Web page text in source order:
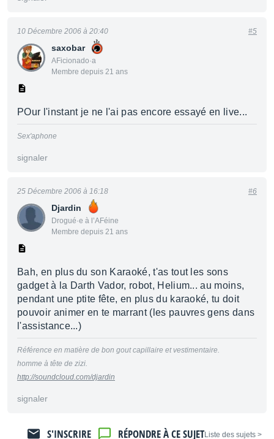
saxobar
AFicionado·a
Membre depuis 21 ans
10 Décembre 2006 à 20:40 #5
POur l'instant je ne l'ai pas encore essayé en live...
Sex'aphone
signaler
Djardin
Drogué·e à l’AFéine
Membre depuis 21 ans
25 Décembre 2006 à 16:18 #6
Bah, en plus du son Karaoké, t'as tout les sons
gadget à la Darth Vador, robot, Helium... au moins,
pendant une ptite fête, en plus du karaoké, tu doit
pouvoir animer en te marrant (les pauvres gens dans
l'assistance...)
Référence en matière de bon gout capillaire et vestimentaire.
homme à tête de zizi.
http://soundcloud.com/djardin
signaler
< Liste des sujets
RÉPONDRE À CE SUJET
S'INSCRIRE